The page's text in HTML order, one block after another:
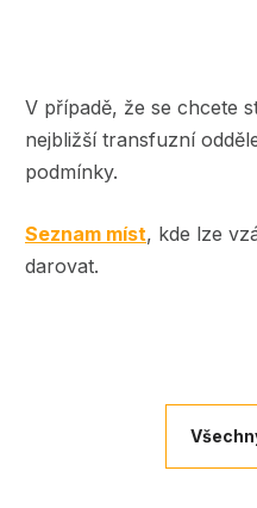
V případě, že se chcete
nejbližší transfuzní
podmínky.
Seznam míst, kde lze
darovat.